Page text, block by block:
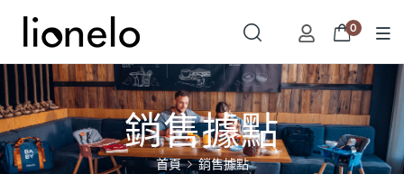
0
銷售據點
首頁 銷售據點